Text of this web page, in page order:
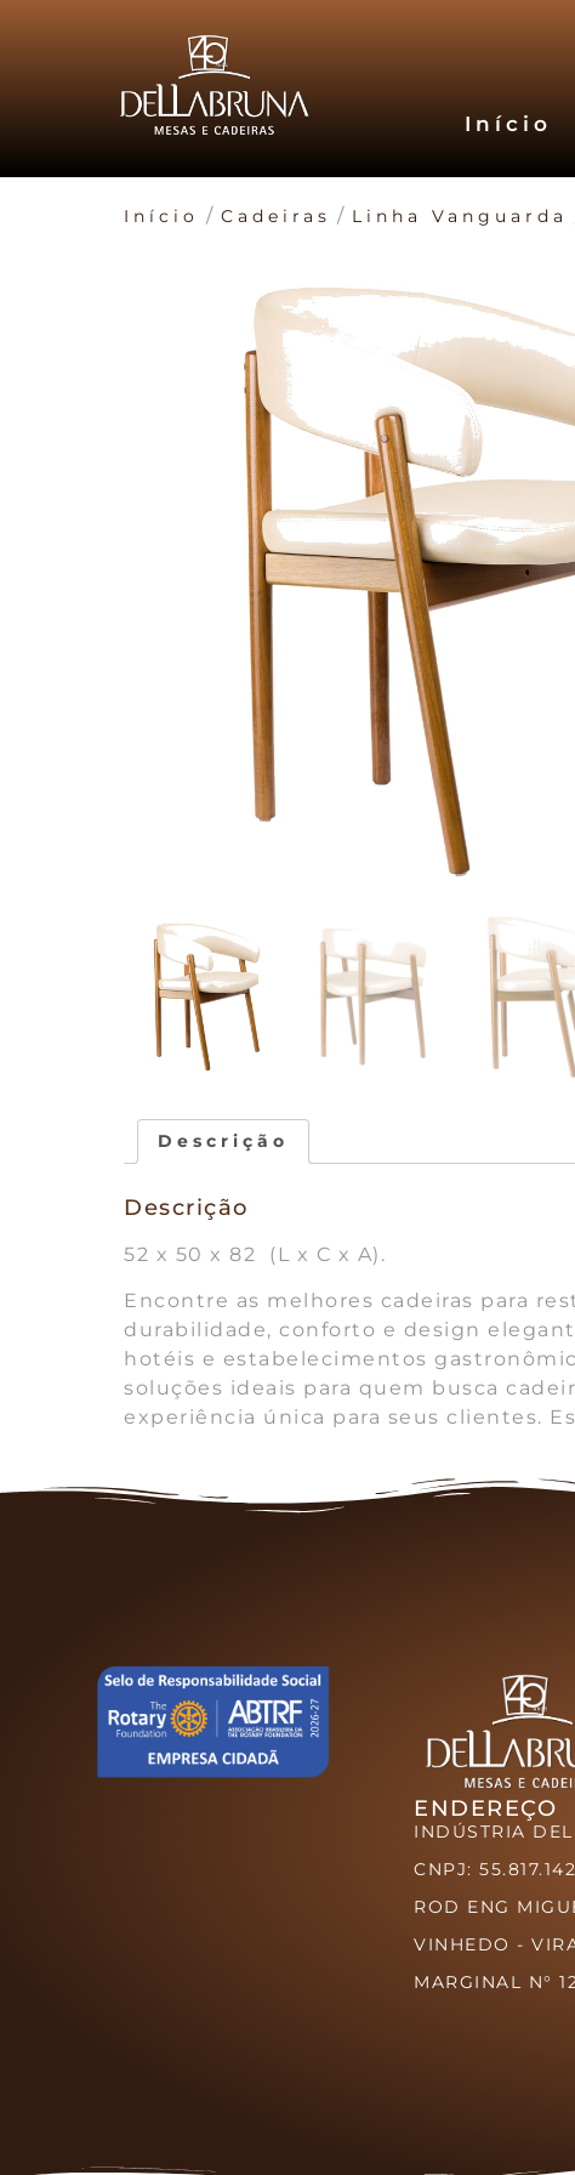
Início
Início / Cadeiras / Linha Vanguarda
Descrição
Descrição
52 x 50 x 82 (L x C x A).
Encontre as melhores cadeiras para
durabilidade, conforto e design
hotéis e estabelecimentos
soluções ideais para quem busca
experiência única para seus clientes.
ENDEREÇO
INDÚSTRIA
CNPJ:
ROD ENG
VINHEDO -
MARGINAL N°